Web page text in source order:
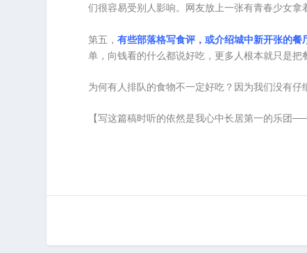
们很容易受别人影响。网友放上一张有青春少女拿
第五，有些部落格写食评，或介绍城中新开张的餐
单，向钱看的什么都说好吃，更多人根本就只是把
为何有人排队的食物不一定好吃？因为我们没有仔
【写这篇稿时听的依然是我心中长居第一的乐团